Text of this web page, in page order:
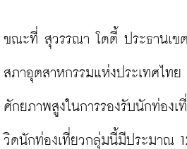
ขณะที่ สุวรรณา โดตี้ ประธานเข
สภาอุตสาหกรรมแห่งประเทศไท
ศักยภาพสูงในการรองรับนักท่อง
วิดนักท่องเที่ยวกลุ่มนี้มีประมาณ